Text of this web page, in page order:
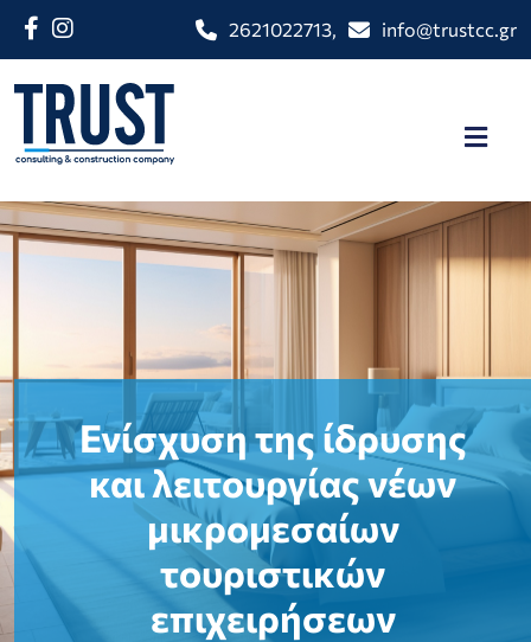
2621022713, info@trustcc.gr
Ενίσχυση της ίδρυσης
και λειτουργίας νέων
μικρομεσαίων
τουριστικών
επιχειρήσεων